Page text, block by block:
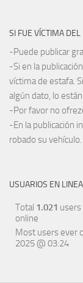
SI FUE VÍCTIMA
-Puede publicar
-Si en la
víctima de estafa.
algún dato, lo
-Por favor no
-En la publicación
robado su vehículo.
USUARIOS EN LINEA
Total 1.021
online
Most users ever
2025 @ 03:24